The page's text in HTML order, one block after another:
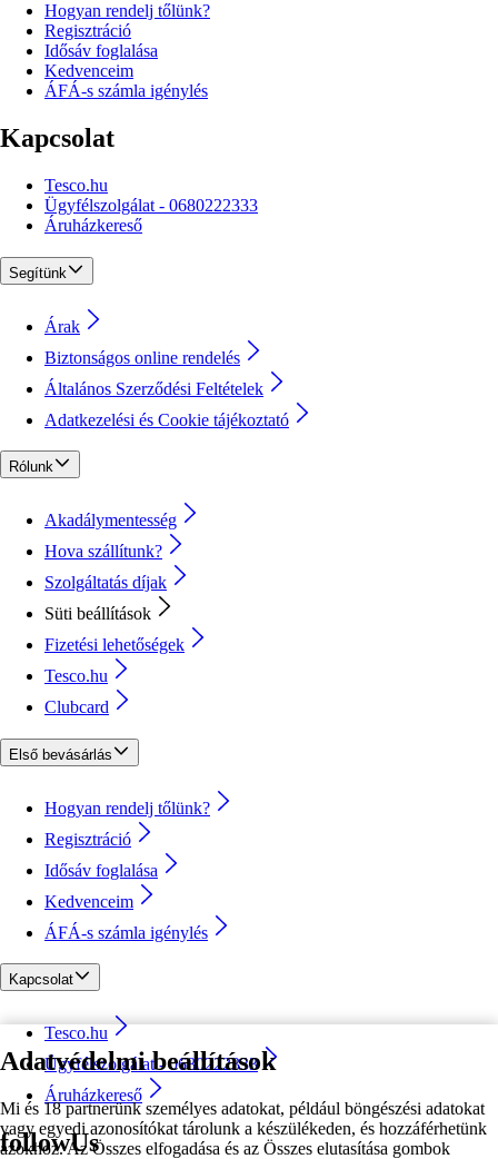
Adatvédelmi beállítások
Mi és 18 partnerünk személyes adatokat, például böngészési adatokat
vagy egyedi azonosítókat tárolunk a készülékeden, és hozzáférhetünk
azokhoz. Az Összes elfogadása és az Összes elutasítása gombok
Hogyan rendelj tőlünk?
Regisztráció
Idősáv foglalása
Kedvenceim
ÁFÁ-s számla igénylés
Kapcsolat
Tesco.hu
Ügyfélszolgálat - 0680222333
Áruházkereső
Segítünk
Árak
Biztonságos online rendelés
Általános Szerződési Feltételek
Adatkezelési és Cookie tájékoztató
Rólunk
Akadálymentesség
Hova szállítunk?
Szolgáltatás díjak
Süti beállítások
Fizetési lehetőségek
Tesco.hu
Clubcard
Első bevásárlás
Hogyan rendelj tőlünk?
Regisztráció
Idősáv foglalása
Kedvenceim
ÁFÁ-s számla igénylés
Kapcsolat
Tesco.hu
Ügyfélszolgálat - 0680222333
Áruházkereső
followUs